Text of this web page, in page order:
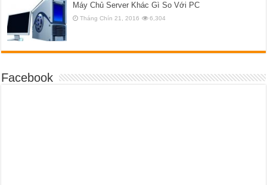
Máy Chủ Server Khác Gì So Với PC
Tháng Chín 21, 2016 6,304
Facebook